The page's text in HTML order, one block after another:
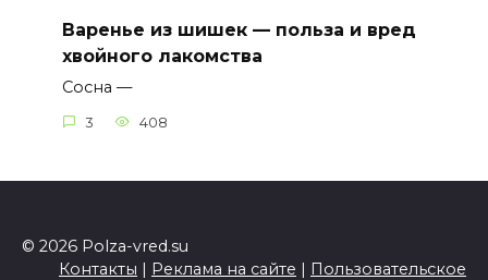
Варенье из шишек — польза и вред
хвойного лакомства
Сосна —
3 408
© 2026 Polza-vred.su
Контакты | Реклама на сайте | Пользовательское